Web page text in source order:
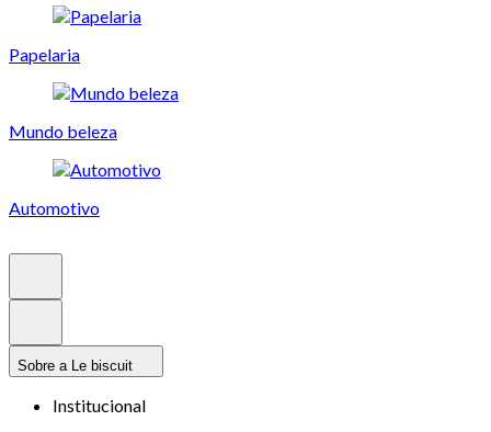
Papelaria
Mundo beleza
Automotivo
Sobre a Le biscuit
Institucional